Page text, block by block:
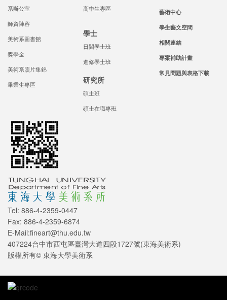
系辦公室
師資陣容
美術系圖書館
獎學金
美術系照片集錦
畢業生專區
高中生專區
學士
日間學士班
進修學士班
研究所
碩士班
碩士在職專班
藝術中心
學生藝文空間
相關連結
專案補助計畫
常見問題與表格下載
Tel: 886-4-2359-0447
Fax: 886-4-2359-6874
E-Mail:fineart@thu.edu.tw
407224台中市西屯區臺灣大道四段1727號(東海美術系)
版權所有© 東海大學美術系